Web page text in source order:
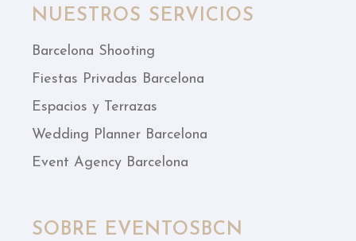
NUESTROS SERVICIOS
Barcelona Shooting
Fiestas Privadas Barcelona
Espacios y Terrazas
Wedding Planner Barcelona
Event Agency Barcelona
SOBRE EVENTOSBCN